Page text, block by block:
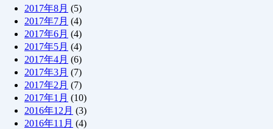
2017年8月 (5)
2017年7月 (4)
2017年6月 (4)
2017年5月 (4)
2017年4月 (6)
2017年3月 (7)
2017年2月 (7)
2017年1月 (10)
2016年12月 (3)
2016年11月 (4)